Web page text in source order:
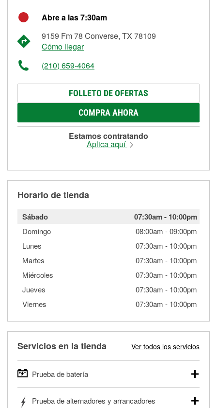
Abre a las 7:30am
9159 Fm 78 Converse, TX 78109
Cómo llegar
(210) 659-4064
FOLLETO DE OFERTAS
COMPRA AHORA
Estamos contratando
Aplica aquí
Horario de tienda
Sábado 07:30am- 10:00pm
Domingo 08:00am -09:00pm
Lunes
07:30am - 10:00pm
Martes
07:30am - 10:00pm
Miércoles
07:30am - 10:00pm
Jueves
07:30am - 10:00pm
Viernes
07:30am - 10:00pm
Servicios en la tienda Ver todos los servicios
Prueba de batería
autos, camionetas, SUVs, vehículos comerciales y
Prueba de alternadores y arrancadores